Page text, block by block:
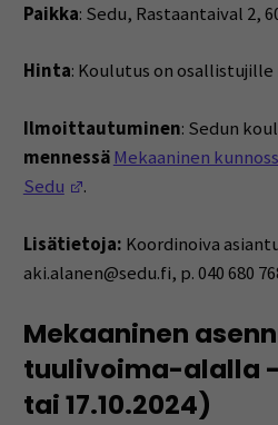
Paikka: Sedu, Rastaantaival 2,
Hinta: Koulutus on osallistujille
Ilmoittautuminen: Sedun
mennessä Mekaaninen
Sedu
(Opens in a new window)
.
Lisätietoja: Koordinoiva
aki.alanen@sedu.fi, p. 040 680
Mekaaninen
tuulivoima-alalla
tai 17.10.2024)